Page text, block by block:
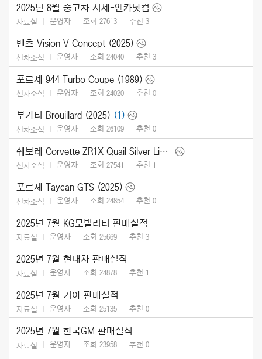
2025년 8월 중고차 시세-엔카닷컴
자료실 운영자 조회 27613 추천 3
벤츠 Vision V Concept (2025)
신차소식 운영자 조회 24040 추천 3
포르셰 944 Turbo Coupe (1989)
신차소식 운영자 조회 24020 추천 0
부가티 Brouillard (2025) (1)
신차소식 운영자 조회 26109 추천 0
쉐보레 Corvette ZR1X Quail Silver Limited Edition (2026)
신차소식 운영자 조회 27541 추천 1
포르셰 Taycan GTS (2025)
신차소식 운영자 조회 24854 추천 0
2025년 7월 KG모빌리티 판매실적
자료실 운영자 조회 25669 추천 3
2025년 7월 현대차 판매실적
자료실 운영자 조회 24878 추천 1
2025년 7월 기아 판매실적
자료실 운영자 조회 25135 추천 0
2025년 7월 한국GM 판매실적
자료실 운영자 조회 23958 추천 0